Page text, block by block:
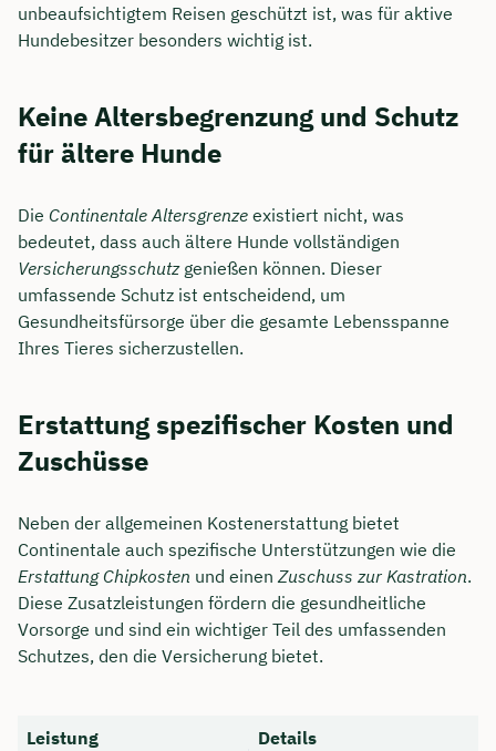
unbeaufsichtigtem Reisen geschützt ist, was für aktive
Hundebesitzer besonders wichtig ist.
Keine Altersbegrenzung und Schutz
für ältere Hunde
Die Continentale Altersgrenze existiert nicht, was
bedeutet, dass auch ältere Hunde vollständigen
Versicherungsschutzgenießen können. Dieser
umfassende Schutz ist entscheidend, um
Gesundheitsfürsorge über die gesamte Lebensspanne
Ihres Tieres sicherzustellen.
Erstattung spezifischer Kosten und
Zuschüsse
Neben der allgemeinen Kostenerstattung bietet
Continentale auch spezifische Unterstützungen wie die
Erstattung Chipkosten und einenZuschuss zur Kastration.
Diese Zusatzleistungen fördern die gesundheitliche
Vorsorge und sind ein wichtiger Teil des umfassenden
Schutzes, den die Versicherung bietet.
Leistung Details
Dauer: ca. 30 Minuten
🗓️ Wählen Sie jetzt Ihren Wunschtermin:
Meeting buchen